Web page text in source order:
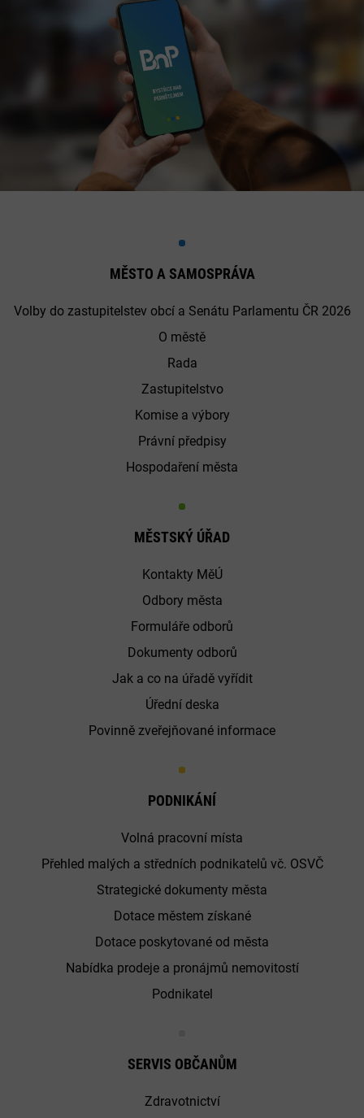
MĚSTO A SAMOSPRÁVA
Volby do zastupitelstev obcí a Senátu Parlamentu ČR 2026
O městě
Rada
Zastupitelstvo
Komise a výbory
Právní předpisy
Hospodaření města
MĚSTSKÝ ÚŘAD
Kontakty MěÚ
Odbory města
Formuláře odborů
Dokumenty odborů
Jak a co na úřadě vyřídit
Úřední deska
Povinně zveřejňované informace
PODNIKÁNÍ
Volná pracovní místa
Přehled malých a středních podnikatelů vč. OSVČ
Strategické dokumenty města
Dotace městem získané
Dotace poskytované od města
Nabídka prodeje a pronájmů nemovitostí
Podnikatel
SERVIS OBČANŮM
Zdravotnictví